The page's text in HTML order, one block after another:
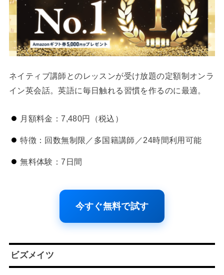
ネイティブ講師とのレッスンが受け放題の定額制オンラ
イン英会話。英語に毎日触れる習慣を作るのに最適。
月額料金：7,480円（税込）
特徴：回数無制限／多国籍講師／24時間利用可能
無料体験：7日間
今すぐ無料で試す
ビズメイツ